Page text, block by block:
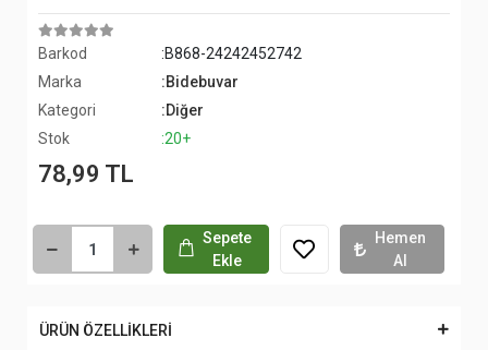
Barkod
:B868-24242452742
Marka
:Bidebuvar
Kategori
:Diğer
Stok
:20+
78,99 TL
Sepete
Ekle
Hemen
Al
ÜRÜN ÖZELLİKLERİ